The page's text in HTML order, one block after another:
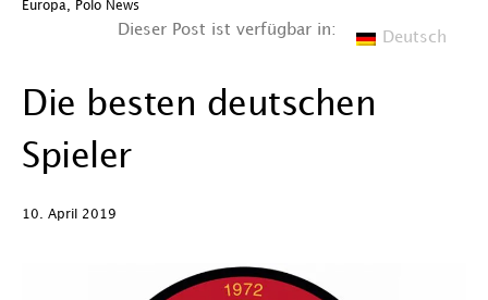
Europa Polo News
Dieser Post ist verfügbar in: Deutsch
Die besten deutschen
Spieler
10. April 2019